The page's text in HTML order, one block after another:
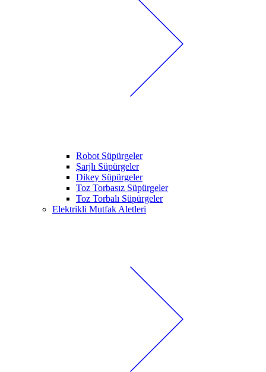
Robot Süpürgeler
Şarjlı Süpürgeler
Dikey Süpürgeler
Toz Torbasız Süpürgeler
Toz Torbalı Süpürgeler
Elektrikli Mutfak Aletleri